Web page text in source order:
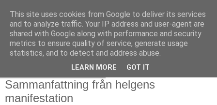
Sammanfattning från helgens
manifestation
This site uses cookies from Google to deliver its services
and to analyze traffic. Your IP address and user-agent are
shared with Google along with performance and security
metrics to ensure quality of service, generate usage
statistics, and to detect and address abuse.
LEARN MORE GOT IT